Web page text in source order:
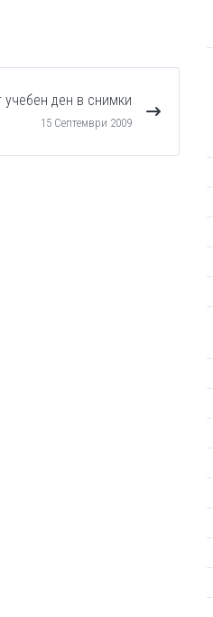
учебен ден в снимки
15 Септември 2009